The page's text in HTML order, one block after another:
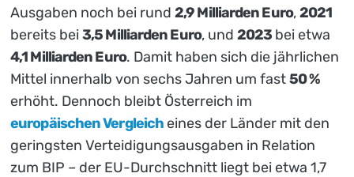
Ausgaben noch bei rund 2,9 Milliarden Euro,2021
bereits bei3,5 Milliarden Euro, und 2023 bei etwa
4,1 Milliarden Euro. Damit haben sich die jährlichen
Mittel innerhalb von sechs Jahren um fast50 %
erhöht. Dennoch bleibt Österreich im
europäischen Vergleich eines der Länder mit den
geringsten Verteidigungsausgaben in Relation
zum BIP – der EU-Durchschnitt liegt bei etwa 1,7